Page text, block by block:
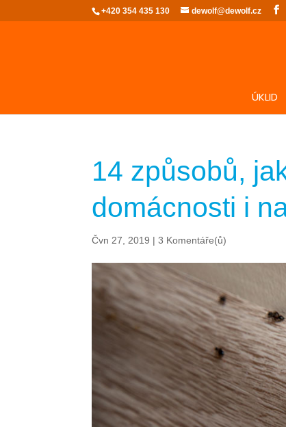
+420 354 435 130 dewolf@dewolf.cz
ÚKLID
14 způsobů,
domácnosti i
Čvn 27, 2019 |3 Komentáře(ů)